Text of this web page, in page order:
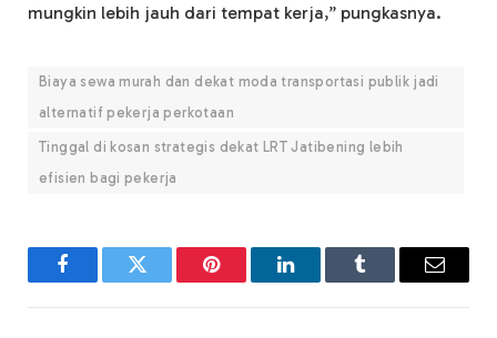
mungkin lebih jauh dari tempat kerja,” pungkasnya.
Biaya sewa murah dan dekat moda transportasi publik jadi
alternatif pekerja perkotaan
Tinggal di kosan strategis dekat LRT Jatibening lebih
efisien bagi pekerja
FacebookTwitter Pinterest LinkedInTumblr Email